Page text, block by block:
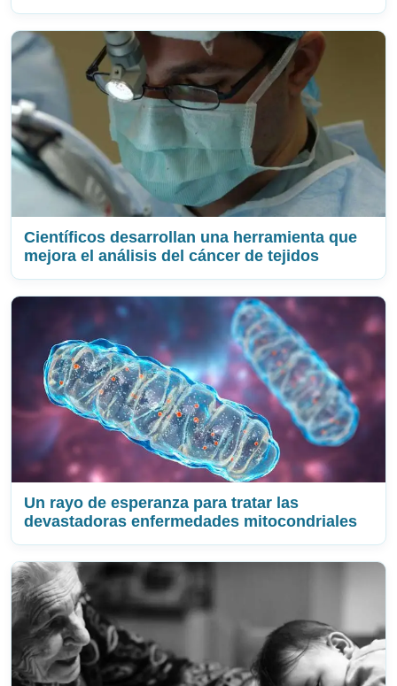
Científicos desarrollan una herramienta que
mejora el análisis del cáncer de tejidos
Un rayo de esperanza para tratar las
devastadoras enfermedades mitocondriales